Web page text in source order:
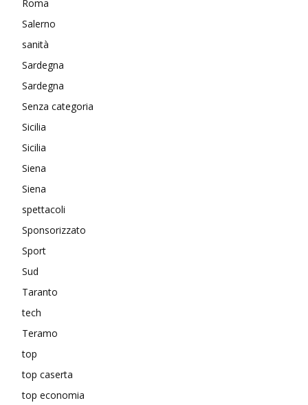
Roma
Salerno
sanità
Sardegna
Sardegna
Senza categoria
Sicilia
Sicilia
Siena
Siena
spettacoli
Sponsorizzato
Sport
Sud
Taranto
tech
Teramo
top
top caserta
top economia